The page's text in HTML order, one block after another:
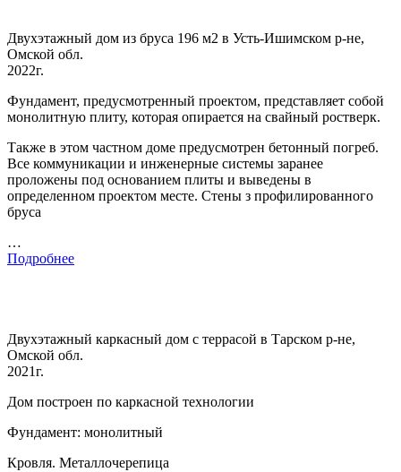
Двухэтажный дом из бруса 196 м2 в Усть-Ишимском р-не,
Омской обл.
2022г.
Фундамент, предусмотренный проектом, представляет собой
монолитную плиту, которая опирается на свайный ростверк.
Также в этом частном доме предусмотрен бетонный погреб.
Все коммуникации и инженерные системы заранее
проложены под основанием плиты и выведены в
определенном проектом месте. Стены з профилированного
бруса
…
Подробнее
Двухэтажный каркасный дом с террасой в Тарском р-не,
Омской обл.
2021г.
Дом построен по каркасной технологии
Фундамент: монолитный
Кровля. Металлочерепица